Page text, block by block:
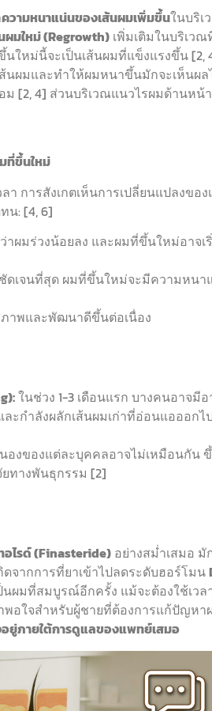
ความหนาแน่นของเส้นผมเพิ่มขึ้นในบริเ
ผมใหม่ (Regrowth) เพิ่มเติมในบริเว
ใหม่นี้จะเป็นเส้นผมที่แข็งแรงขึ้น [2,
นผมและทำให้ผมหนาขึ้นมักจะเห็นผ
ม [2, 4] ส่วนบริเวณแนวไรผมด้านหน้
ที่ขึ้นใหม่
า การสังเกตเห็นการเปลี่ยนแปลงข
น: [4, 6]
าผมร่วงน้อยลง และผมที่ขึ้นใหม่อา
ดเจนที่สุด ผมที่ขึ้นใหม่จะมีความหน
าพและพัฒนาดีขึ้นต่อเนื่อง
ในช่วง 1-3 เดือนแรก บางคนอาจมี
กำลังผลักเส้นผมเก่าที่อ่อนแอออกไ
องของแต่ละบุคคลอาจไม่เหมือนกัน
ทางพันธุกรรม [2]
ไรด์ (Finasteride) อย่างสม่ำเสมอ
ดจากการที่ยาเข้าไปลดระดับฮอร์โมน
นผมที่สมบูรณ์อีกครั้ง แม้จะต้องใช้เว
อใจสำหรับผู้ชายที่ต้องการแก้ปัญหา
อยู่ภายใต้การดูแลของแพทย์เสมอ